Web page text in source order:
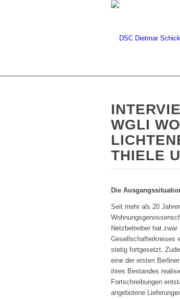
WGLI
THIELE
Die
Seit mehr als 20
Netzbetreiber hat
Gesellschafterkreises
stetig fortgesetzt.
eine der ersten
ihres Bestandes
Fortschreibungen
angebotene